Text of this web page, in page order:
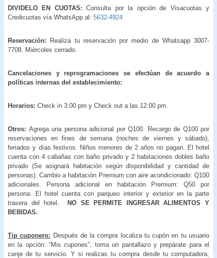
DIVIDELO EN CUOTAS: Consulta por la opción de Visacuotas y
Credicuotas vía WhatsApp al: 5632-4924
Reservación:
Realiza tu reservación por medio de Whatsapp 3007-
7708. Miércoles cerrado.
Cancelaciones y reprogramaciones se efectúan de acuerdo a
políticas internas del establecimiento:
Horarios: Check in 3:00 pm y Check out a las 12:00 pm.
Otros: Agrega una persona adicional por Q100. Recargo de Q100 por
reservaciones en fines de semana (noches de viernes y sábado),
feriados y días festivos. Niños menores de 2 años no pagan. El hotel
cuenta con 4 cabañas con baño privado y 2 habitaciones dobles baño
privado (Se asignará habitación según disponibilidad y cantidad de
personas). Cambio a habitación Premium con aire acondicionado: Q100
adicionales. Persona adicional en habitación Premium: Q50 por
persona. El hotel cuenta con parqueo interior y exterior en la parte
trasera del hotel.
NO SE PERMITE INGRESAR ALIMENTOS Y
BEBIDAS.
Tip cuponero: Después de la compra localiza tu cupón en tu usuario
en la opción: “Mis cupones”, toma un pantallazo y prepárate para el
canje de tu servicio. Y si realizas tu compra desde tu computadora,